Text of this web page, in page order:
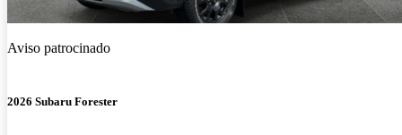
Aviso patrocinado
2026 Subaru Forester